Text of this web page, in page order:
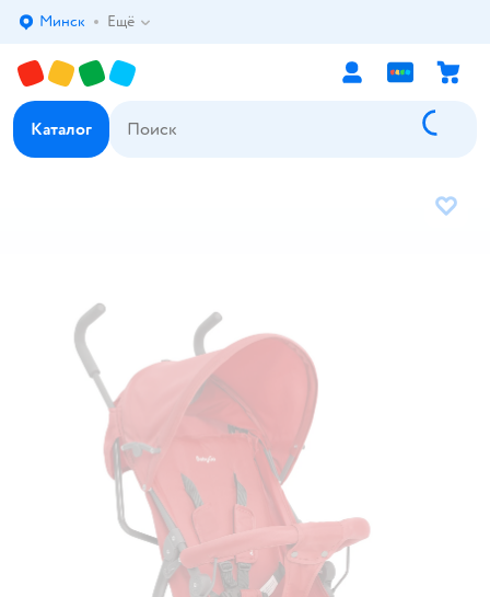
Выбор адреса доставки.
Минск Ещё
Каталог
В